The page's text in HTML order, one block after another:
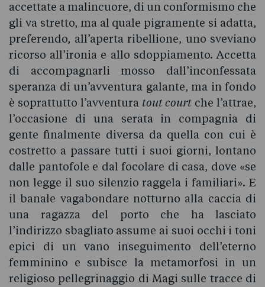
accettate a malincuore, di un conformismo che
gli va stretto, ma al quale pigramente si adatta,
preferendo, all’aperta ribellione, uno sveviano
ricorso all’ironia e allo sdoppiamento. Accetta
di accompagnarli mosso dall’inconfessata
speranza di un’avventura galante, ma in fondo
è soprattutto l’avventura tout court che l’attrae,
l’occasione di una serata in compagnia di
gente finalmente diversa da quella con cui è
costretto a passare tutti i suoi giorni, lontano
dalle pantofole e dal focolare di casa, dove «se
non legge il suo silenzio raggela i familiari». E
il banale vagabondare notturno alla caccia di
una ragazza del porto che ha lasciato
l’indirizzo sbagliato assume ai suoi occhi i toni
epici di un vano inseguimento dell’eterno
femminino e subisce la metamorfosi in un
religioso pellegrinaggio di Magi sulle tracce di